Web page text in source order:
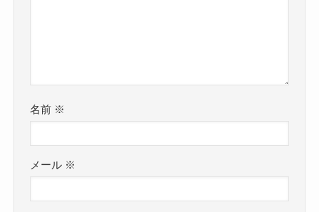
名前 ※
メール ※